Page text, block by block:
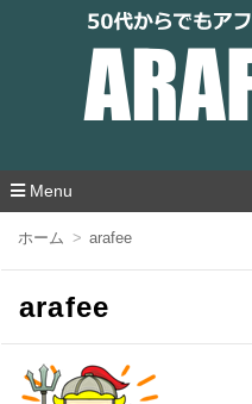
アラフィフエイト
エイ
Menu
移
ホーム arafee
arafee